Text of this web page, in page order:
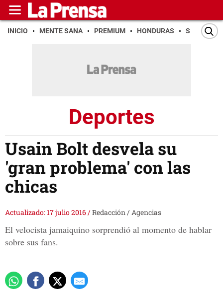
INICIO MENTE SANA PREMIUM HONDURAS SAN PEDRO
Deportes
Usain Bolt desvela su
'gran problema' con las
chicas
Actualizado: 17 julio 2016/Redacción / Agencias
El velocista jamaiquino sorprendió al momento de hablar
sobre sus fans.